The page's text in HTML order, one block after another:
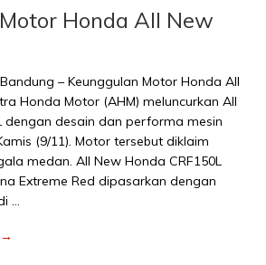
Honda All New
– Keunggulan Motor Honda All
Honda Motor (AHM) meluncurkan All
dengan desain dan performa mesin
(9/11). Motor tersebut diklaim
medan. All New Honda CRF150L
Extreme Red dipasarkan dengan
…